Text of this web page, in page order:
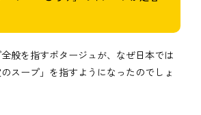
般を指すポタージュが、なぜ日本では
のスープ」を指すようになったのでしょ